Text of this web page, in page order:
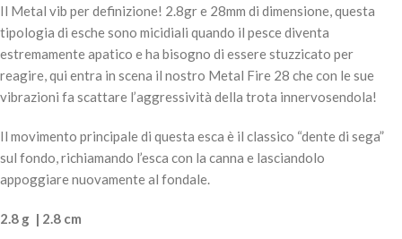
2 disponibili
AGGIUNGI AL
Il Metal vib per definizione! 2.8gr e 28mm di dimensione, questa
tipologia di esche sono micidiali quando il pesce diventa
estremamente apatico e ha bisogno di essere stuzzicato per
reagire, qui entra in scena il nostro Metal Fire 28 che con le sue
vibrazioni fa scattare l’aggressività della trota innervosendola!
Il movimento principale di questa esca è il classico “dente di sega”
sul fondo, richiamando l’esca con la canna e lasciandolo
appoggiare nuovamente al fondale.
2.8 g | 2.8 cm